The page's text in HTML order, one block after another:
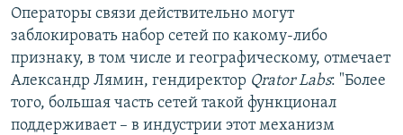
Операторы связи действительно могут
заблокировать набор сетей по какому-либо
признаку, в том числе и географическому, отмечает
Александр Лямин, гендиректор Qrator Labs: "Более
того, большая часть сетей такой функционал
поддерживает – в индустрии этот механизм